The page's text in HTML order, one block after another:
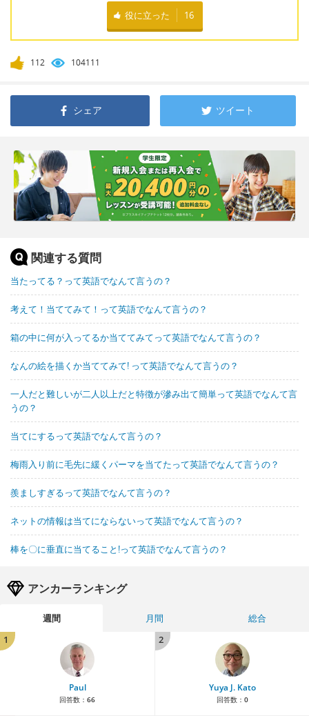
役に立った 16
112 104111
シェア ツイート
関連する質問
当たってる？って英語でなんて言うの？
考えて！当ててみて！って英語でなんて言うの？
箱の中に何が入ってるか当ててみてって英語でなんて言うの？
なんの絵を描くか当ててみて! って英語でなんて言うの？
一人だと難しいが二人以上だと特徴が滲み出て簡単って英語でなんて言
うの？
当てにするって英語でなんて言うの？
梅雨入り前に毛先に緩くパーマを当てたって英語でなんて言うの？
羨ましすぎるって英語でなんて言うの？
ネットの情報は当てにならないって英語でなんて言うの？
棒を〇に垂直に当てること!って英語でなんて言うの？
アンカーランキング
週間 月間
総合
1
Paul
回答数： 66
2
Yuya J. Kato
回答数： 0